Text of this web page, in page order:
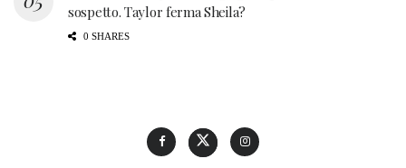
sospetto. Taylor ferma Sheila?
0 SHARES